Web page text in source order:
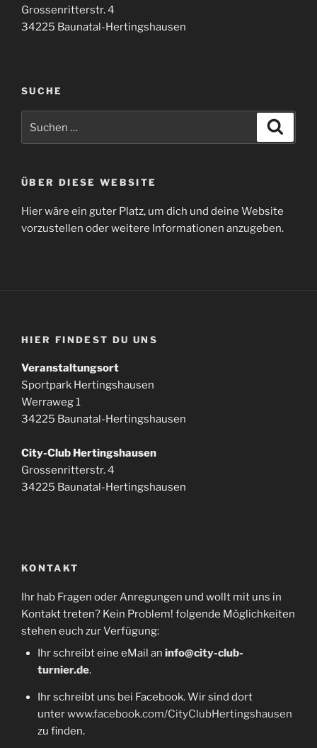
Grossenritterstr. 4
34225 Baunatal-Hertingshausen
SUCHE
nach:
ÜBER DIESE WEBSITE
Hier wäre ein guter Platz, um dich und deine Website
vorzustellen oder weitere Informationen anzugeben.
HIER FINDEST DU UNS
Veranstaltungsort
Sportpark Hertingshausen
Werraweg 1
34225 Baunatal-Hertingshausen
City-Club Hertingshausen
Grossenritterstr. 4
34225 Baunatal-Hertingshausen
KONTAKT
Ihr hab Fragen oder Anregungen und wollt mit uns in
Kontakt treten? Kein Problem! folgende Möglichkeiten
stehen euch zur Verfügung:
Ihr schreibt eine eMail an info@city-club-
turnier.de.
Ihr schreibt uns bei Facebook. Wir sind dort
unterwww.facebook.com/CityClubHertingshausen
zu finden.